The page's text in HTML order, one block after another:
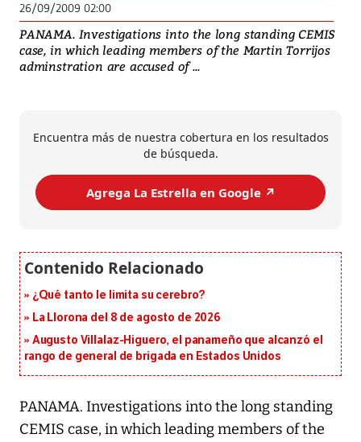
26/09/2009 02:00
PANAMA. Investigations into the long standing CEMIS
case, in which leading members of the Martin Torrijos
adminstration are accused of ...
Encuentra más de nuestra cobertura en los resultados
de búsqueda.
Agrega La Estrella en Google ↗️
¿Qué tanto le limita su cerebro?
La Llorona del 8 de agosto de 2026
Augusto Villalaz-Higuero, el panameño que alcanzó el
rango de general de brigada en Estados Unidos
PANAMA. Investigations into the long standing
CEMIS case, in which leading members of the